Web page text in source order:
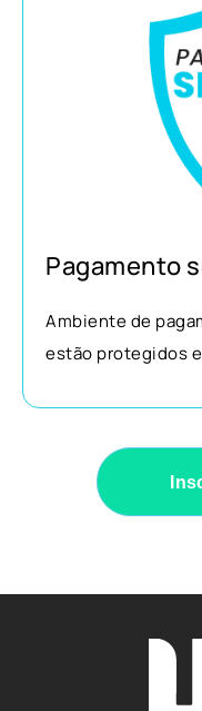
Pagamento
Ambiente de
estão protegidos